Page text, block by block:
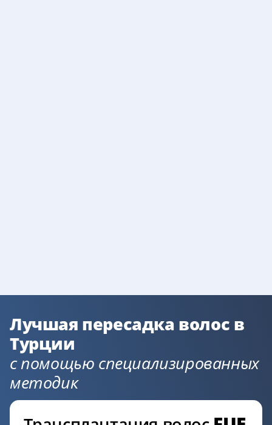
Лучшая пересадка волос в
Турции
с помощью специализированных
методик